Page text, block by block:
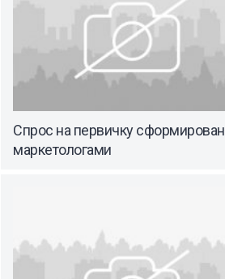
Спрос на первичку сформирован
маркетологами